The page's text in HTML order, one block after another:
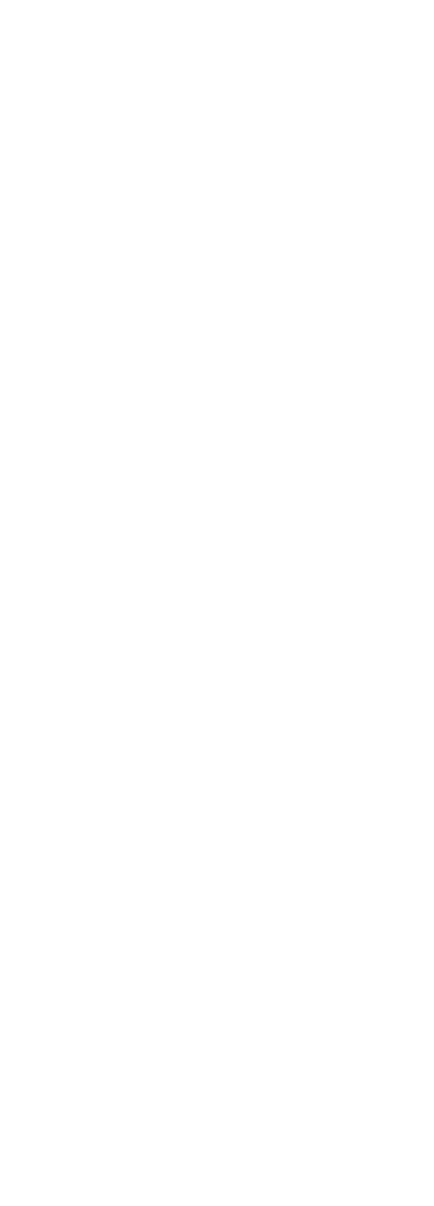
ありがとうございます。昨年、大変ご好評をいただき…
なくし、自由にくつろぐ時間を提案する「Outdoor …